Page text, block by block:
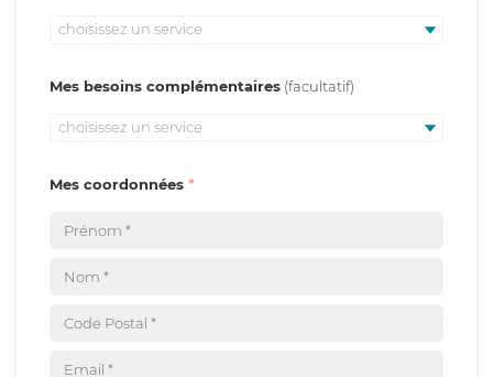
choisissez un service
Mes besoins complémentaires
choisissez un service
Mes coordonnées